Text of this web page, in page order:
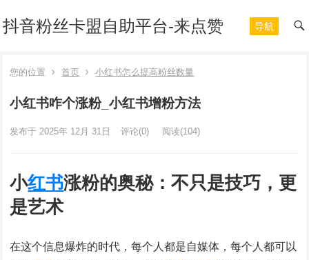
抖音粉丝卡盟自助平台-来点赞 导航
您的位置 首页 小红书怎么提高粉丝数量
小红书咋个涨粉_小红书增粉方法
发布于 2025年 12月 31日 评论(0) 阅读(104)
小红书涨粉的奥秘：不只是技巧，更
是艺术
在这个信息爆炸的时代，每个人都是自媒体，每个人都可以